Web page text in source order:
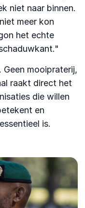
niet naar binnen.
meer kon
het echte
mooipraterij,
raakt direct het
die willen
en
is.